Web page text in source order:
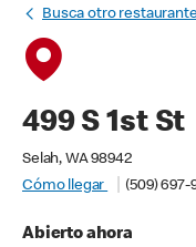
Busca otro
499 S 1st St
Selah, WA 98942
Cómo llegar
(509) 697-
Abierto ahora